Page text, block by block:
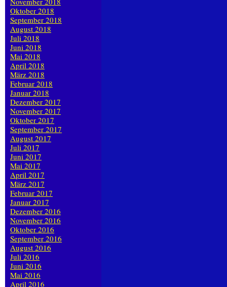
Oktober 2018
September 2018
August 2018
Juli 2018
Juni 2018
Mai 2018
April 2018
März 2018
Februar 2018
Januar 2018
Dezember 2017
November 2017
Oktober 2017
September 2017
August 2017
Juli 2017
Juni 2017
Mai 2017
April 2017
März 2017
Februar 2017
Januar 2017
Dezember 2016
November 2016
Oktober 2016
September 2016
August 2016
Juli 2016
Juni 2016
Mai 2016
April 2016